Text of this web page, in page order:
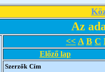
Az
<< A B C
Előző lap
Szerzők Cím